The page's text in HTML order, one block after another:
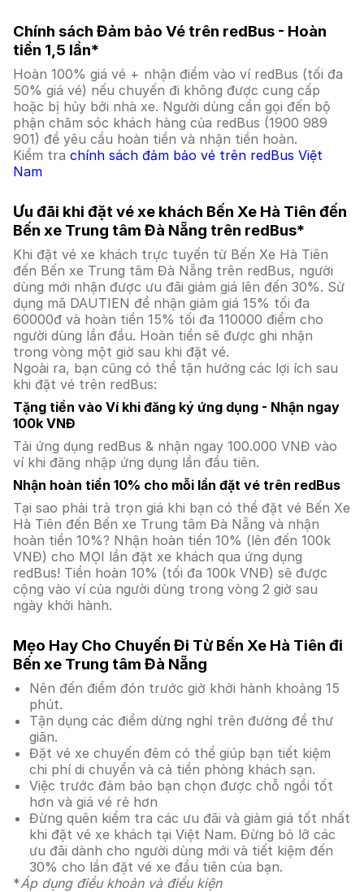
Chính sách Đảm bảo Vé trên redBus - Hoàn
tiền 1,5 lần*
Hoàn 100% giá vé + nhận điểm vào ví redBus (tối đa
50% giá vé) nếu chuyến đi không được cung cấp
hoặc bị hủy bởi nhà xe. Người dùng cần gọi đến bộ
phận chăm sóc khách hàng của redBus (1900 989
901) để yêu cầu hoàn tiền và nhận tiền hoàn.
Kiểm tra chính sách đảm bảo vé trên redBus Việt
Nam
Ưu đãi khi đặt vé xe khách Bến Xe Hà Tiên đến
Bến xe Trung tâm Đà Nẵng trên redBus*
Khi đặt vé xe khách trực tuyến từ Bến Xe Hà Tiên
đến Bến xe Trung tâm Đà Nẵng trên redBus, người
dùng mới nhận được ưu đãi giảm giá lên đến 30%. Sử
dụng mã DAUTIEN để nhận giảm giá 15% tối đa
60000đ và hoàn tiền 15% tối đa 110000 điểm cho
người dùng lần đầu. Hoàn tiền sẽ được ghi nhận
trong vòng một giờ sau khi đặt vé.
Ngoài ra, bạn cũng có thể tận hưởng các lợi ích sau
khi đặt vé trên redBus:
Tặng tiền vào Ví khi đăng ký ứng dụng - Nhận ngay
100k VNĐ
Tải ứng dụng redBus & nhận ngay 100.000 VNĐ vào
ví khi đăng nhập ứng dụng lần đầu tiên.
Nhận hoàn tiền 10% cho mỗi lần đặt vé trên redBus
Tại sao phải trả trọn giá khi bạn có thể đặt vé Bến Xe
Hà Tiên đến Bến xe Trung tâm Đà Nẵng và nhận
hoàn tiền 10%? Nhận hoàn tiền 10% (lên đến 100k
VNĐ) cho MỌI lần đặt xe khách qua ứng dụng
redBus! Tiền hoàn 10% (tối đa 100k VNĐ) sẽ được
cộng vào ví của người dùng trong vòng 2 giờ sau
ngày khởi hành.
Mẹo Hay Cho Chuyến Đi Từ Bến Xe Hà Tiên đi
Bến xe Trung tâm Đà Nẵng
Nên đến điểm đón trước giờ khởi hành khoảng 15
phút.
Tận dụng các điểm dừng nghỉ trên đường để thư
giãn.
Đặt vé xe chuyến đêm có thể giúp bạn tiết kiệm
chi phí di chuyển và cả tiền phòng khách sạn.
Việc trước đảm bảo bạn chọn được chỗ ngồi tốt
hơn và giá vé rẻ hơn
Đừng quên kiểm tra các ưu đãi và giảm giá tốt nhất
khi đặt vé xe khách tại Việt Nam. Đừng bỏ lỡ các
ưu đãi dành cho người dùng mới và tiết kiệm đến
30% cho lần đặt vé xe đầu tiên của bạn.
*Áp dụng điều khoản và điều kiện